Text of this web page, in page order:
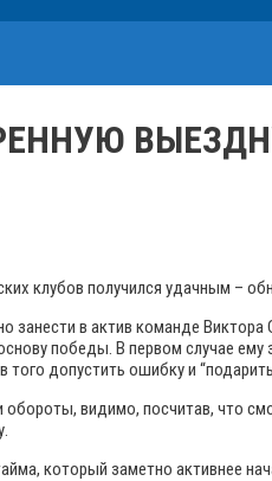
клубов получился удачным –
занести в актив команде
победы. В первом случае
того допустить ошибку и
видимо, посчитав, что
который заметно активнее